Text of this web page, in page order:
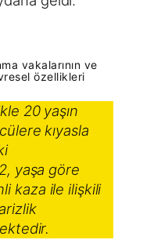
vakalarının ve
özellikleri
20 yaşın
kıyasla
yaşa göre
kaza ile ilişkili